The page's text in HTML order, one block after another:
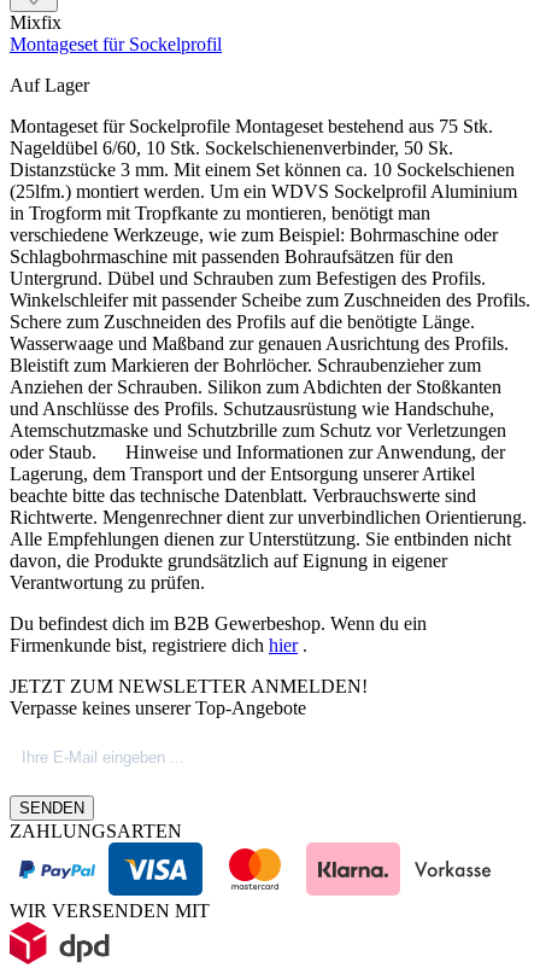
Mixfix
Montageset für Sockelprofil
Auf Lager
Montageset für Sockelprofile Montageset bestehend aus 75 Stk.
Nageldübel 6/60, 10 Stk. Sockelschienenverbinder, 50 Sk.
Distanzstücke 3 mm. Mit einem Set können ca. 10 Sockelschienen
(25lfm.) montiert werden. Um ein WDVS Sockelprofil Aluminium
in Trogform mit Tropfkante zu montieren, benötigt man
verschiedene Werkzeuge, wie zum Beispiel: Bohrmaschine oder
Schlagbohrmaschine mit passenden Bohraufsätzen für den
Untergrund. Dübel und Schrauben zum Befestigen des Profils.
Winkelschleifer mit passender Scheibe zum Zuschneiden des Profils.
Schere zum Zuschneiden des Profils auf die benötigte Länge.
Wasserwaage und Maßband zur genauen Ausrichtung des Profils.
Bleistift zum Markieren der Bohrlöcher. Schraubenzieher zum
Anziehen der Schrauben. Silikon zum Abdichten der Stoßkanten
und Anschlüsse des Profils. Schutzausrüstung wie Handschuhe,
Atemschutzmaske und Schutzbrille zum Schutz vor Verletzungen
oder Staub. Hinweise und Informationen zur Anwendung, der
Lagerung, dem Transport und der Entsorgung unserer Artikel
beachte bitte das technische Datenblatt. Verbrauchswerte sind
Richtwerte. Mengenrechner dient zur unverbindlichen Orientierung.
Alle Empfehlungen dienen zur Unterstützung. Sie entbinden nicht
davon, die Produkte grundsätzlich auf Eignung in eigener
Verantwortung zu prüfen.
Du befindest dich im B2B Gewerbeshop. Wenn du ein
Firmenkunde bist, registriere dich hier.
JETZT ZUM NEWSLETTER ANMELDEN!
Verpasse keines unserer Top-Angebote
SENDEN
ZAHLUNGSARTEN
WIR VERSENDEN MIT